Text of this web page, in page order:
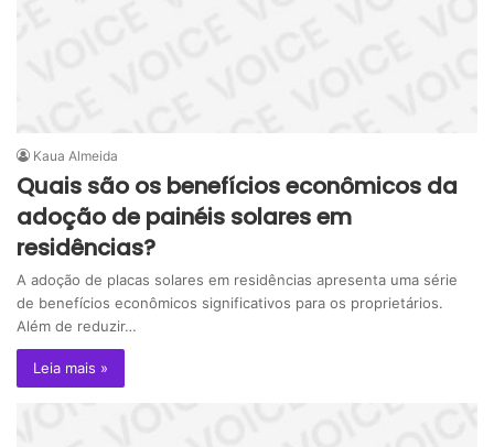
Kaua Almeida
Quais são os benefícios econômicos da
adoção de painéis solares em
residências?
A adoção de placas solares em residências apresenta uma série
de benefícios econômicos significativos para os proprietários.
Além de reduzir…
Leia mais »